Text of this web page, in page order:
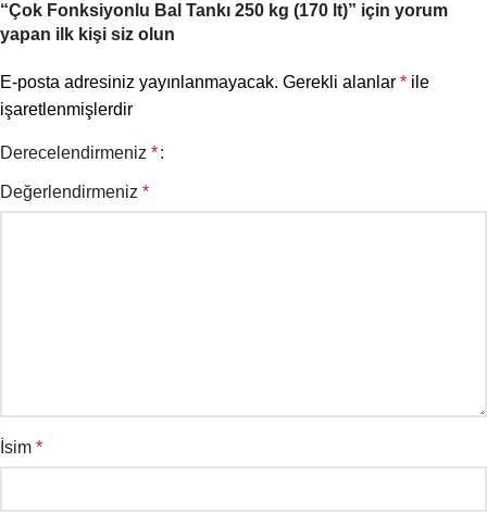
“Çok Fonksiyonlu Bal Tankı 250 kg (170 lt)” için yorum
yapan ilk kişi siz olun
E-posta adresiniz yayınlanmayacak. Gerekli alanlar * ile
işaretlenmişlerdir
Derecelendirmeniz *
Değerlendirmeniz *
İsim *